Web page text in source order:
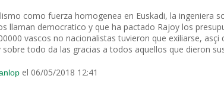
como fuerza homogenea en Euskadi, la ingeniera
llaman democratico y que ha pactado Rajoy los
vascos no nacionalistas tuvieron que exiliarse,
sobre todo da las gracias a todos aquellos que dieron
el 06/05/2018 12:41